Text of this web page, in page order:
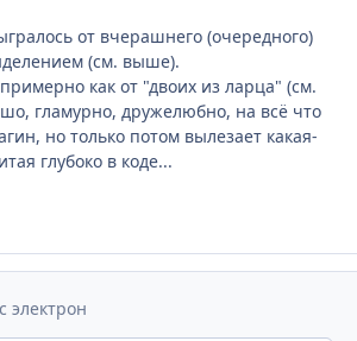
от вчерашнего (очередного)
(см. выше).
как от "двоих из ларца" (см.
гламурно, дружелюбно, на всё что
но только потом вылезает какая-
глубоко в коде...